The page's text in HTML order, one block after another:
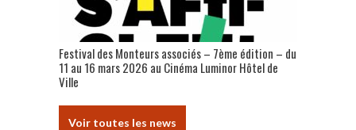
Festival des Monteurs associés – 7ème édition – du
11 au 16 mars 2026 au Cinéma Luminor Hôtel de
Ville
Voir toutes les news